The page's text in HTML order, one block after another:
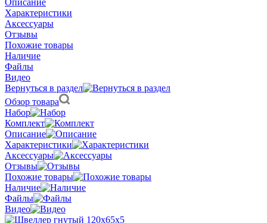
Характеристики
Аксессуары
Отзывы
Похожие товары
Наличие
Файлы
Видео
Вернуться в раздел
Обзор товара
Набор
Комплект
Описание
Характеристики
Аксессуары
Отзывы
Похожие товары
Наличие
Файлы
Видео